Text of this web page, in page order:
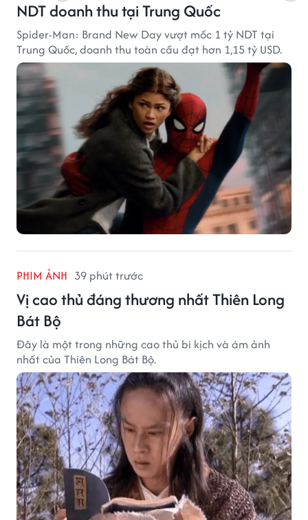
NDT doanh thu tại Trung Quốc
Spider-Man: Brand New Day vượt mốc 1 tỷ NDT tại
Trung Quốc, doanh thu toàn cầu đạt hơn 1,15 tỷ USD.
PHIM ẢNH 39 phút trước
Vị cao thủ đáng thương nhất Thiên Long
Bát Bộ
Đây là một trong những cao thủ bi kịch và ám ảnh
nhất của Thiên Long Bát Bộ.